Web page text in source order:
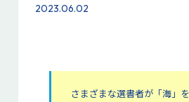
2023.06.02
さまざまな選書者が「海」